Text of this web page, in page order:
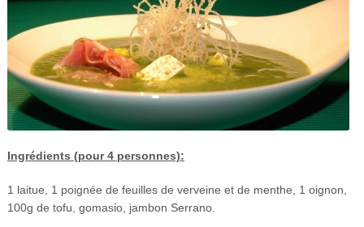
Ingrédients (pour 4 personnes):
1 laitue, 1 poignée de feuilles de verveine et de menthe, 1 oignon,
100g de tofu, gomasio, jambon Serrano.